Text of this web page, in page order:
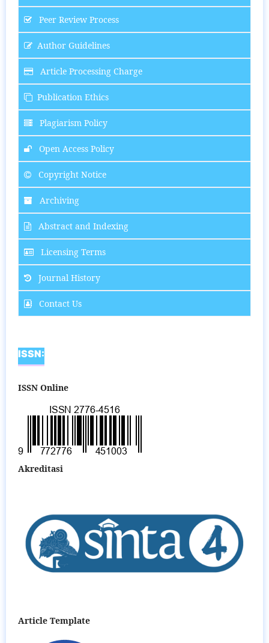
Peer Review Process
Author Guidelines
Article Processing Charge
Publication Ethics
Plagiarism Policy
Open Access Policy
Copyright Notice
Archiving
Abstract and Indexing
Licensing Terms
Journal History
Contact Us
ISSN:
ISSN Online
Akreditasi
Article Template